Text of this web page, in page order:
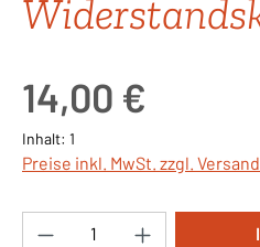
14,00 €
Inhalt: 1
Preise inkl. MwSt. zzgl.
Produkt Anzahl: Gib